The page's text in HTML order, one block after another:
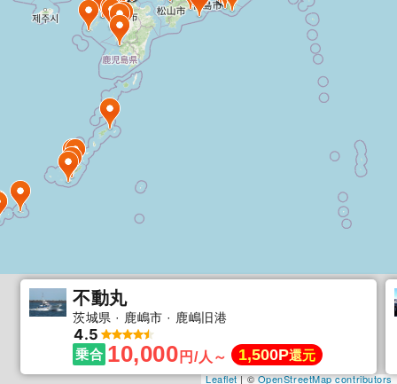
Leaflet| ©OpenStreetMap contributors
不動丸
茨城県 鹿嶋市 鹿嶋旧港
4.5
乗合 10,000 円/人～ 1,500P還元